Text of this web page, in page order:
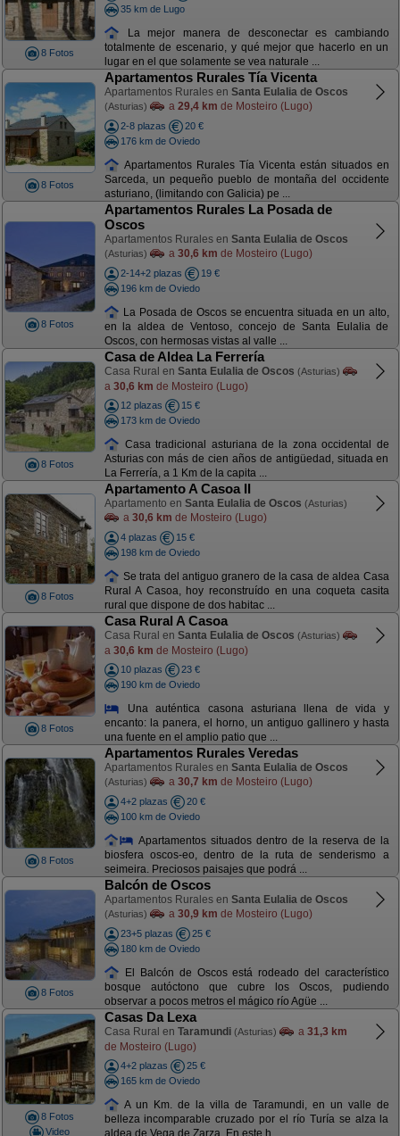
8 Fotos
35 km de Lugo
La mejor manera de desconectar es cambiando
totalmente de escenario, y qué mejor que hacerlo en un
lugar en el que solamente se vea naturale ...
8 Fotos
Apartamentos Rurales Tía Vicenta
Apartamentos Rurales en Santa Eulalia de Oscos
(Asturias) a 29,4 km de Mosteiro (Lugo)
2-8 plazas
20 €
176 km de Oviedo
Apartamentos Rurales Tía Vicenta están situados en
Sarceda, un pequeño pueblo de montaña del occidente
asturiano, (limitando con Galicia) pe ...
8 Fotos
Apartamentos Rurales La Posada de
Oscos
Apartamentos Rurales en Santa Eulalia de Oscos
(Asturias) a 30,6 km de Mosteiro (Lugo)
2-14+2 plazas
19 €
196 km de Oviedo
La Posada de Oscos se encuentra situada en un alto,
en la aldea de Ventoso, concejo de Santa Eulalia de
Oscos, con hermosas vistas al valle ...
8 Fotos
Casa de Aldea La Ferrería
Casa Rural en Santa Eulalia de Oscos (Asturias)
a 30,6 km de Mosteiro (Lugo)
12 plazas
15 €
173 km de Oviedo
Casa tradicional asturiana de la zona occidental de
Asturias con más de cien años de antigüedad, situada en
La Ferrería, a 1 Km de la capita ...
8 Fotos
Apartamento A Casoa II
Apartamento en Santa Eulalia de Oscos (Asturias)
a 30,6 km de Mosteiro (Lugo)
4 plazas
15 €
198 km de Oviedo
Se trata del antiguo granero de la casa de aldea Casa
Rural A Casoa, hoy reconstruído en una coqueta casita
rural que dispone de dos habitac ...
8 Fotos
Casa Rural A Casoa
Casa Rural en Santa Eulalia de Oscos (Asturias)
a 30,6 km de Mosteiro (Lugo)
10 plazas
23 €
190 km de Oviedo
Una auténtica casona asturiana llena de vida y
encanto: la panera, el horno, un antiguo gallinero y hasta
una fuente en el amplio patio que ...
8 Fotos
Apartamentos Rurales Veredas
Apartamentos Rurales en Santa Eulalia de Oscos
(Asturias) a 30,7 km de Mosteiro (Lugo)
4+2 plazas
20 €
100 km de Oviedo
Apartamentos situados dentro de la reserva de la
biosfera oscos-eo, dentro de la ruta de senderismo a
seimeira. Preciosos paisajes que podrá ...
8 Fotos
Balcón de Oscos
Apartamentos Rurales en Santa Eulalia de Oscos
(Asturias) a 30,9 km de Mosteiro (Lugo)
23+5 plazas
25 €
180 km de Oviedo
El Balcón de Oscos está rodeado del característico
bosque autóctono que cubre los Oscos, pudiendo
observar a pocos metros el mágico río Agüe ...
8 Fotos
Video
Casas Da Lexa
Casa Rural en Taramundi (Asturias) a 31,3 km
de Mosteiro (Lugo)
4+2 plazas
25 €
165 km de Oviedo
A un Km. de la villa de Taramundi, en un valle de
belleza incomparable cruzado por el río Turía se alza la